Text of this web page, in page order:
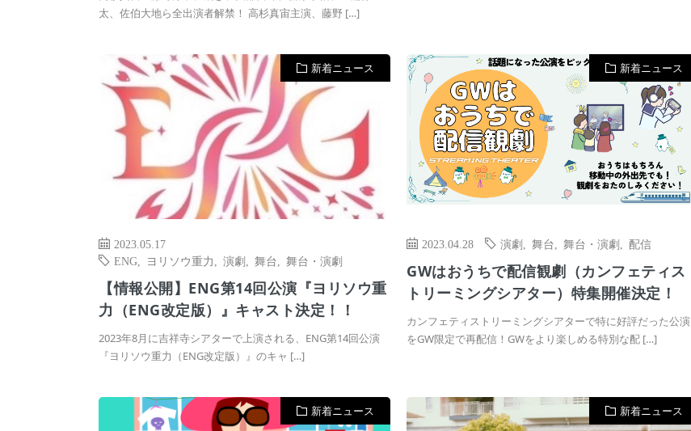
太、佐伯大地ら全出演者解禁！ 高杉真宙主演、藤野 […]
新着ニュース
2023.05.17
ENG
ヨリソウ重力 演劇 舞台 舞台・演劇
【情報公開】ENG第14回公演『ヨリソウ重
力（ENG改定版）』キャスト決定！！
2023年8月に吉祥寺シアターで上演される、ENG第14回公演
『ヨリソウ重力（ENG改定版）』のキャ […]
新着ニュース
2023.04.28 演劇 ,舞台 ,舞台・演劇 ,配信
GWはおうちで配信観劇（カンフェティス
トリーミングシアター）特集開催決定！
カンフェティストリーミングシアターで特に好評だった公演
をGW限定で再配信！GWをより楽しめる特別な配 […]
新着ニュース 新着ニュース